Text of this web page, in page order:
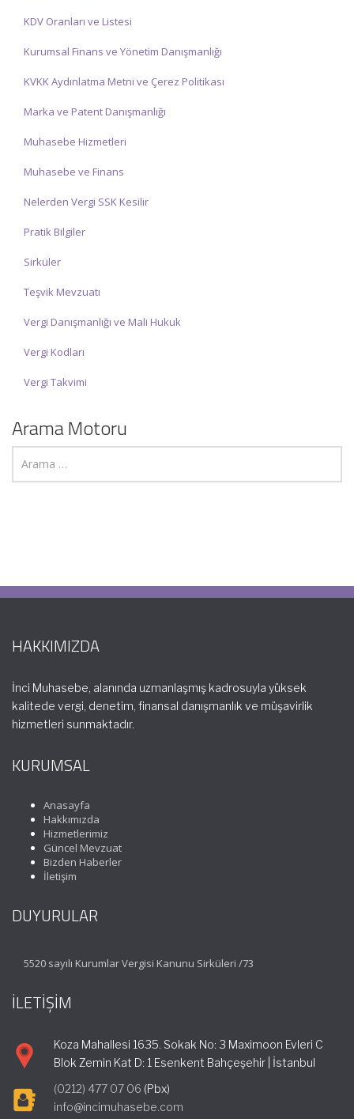
KDV Oranları ve Listesi
Kurumsal Finans ve Yönetim Danışmanlığı
KVKK Aydınlatma Metni ve Çerez Politikası
Marka ve Patent Danışmanlığı
Muhasebe Hizmetleri
Muhasebe ve Finans
Nelerden Vergi SSK Kesilir
Pratik Bilgiler
Sirküler
Teşvik Mevzuatı
Vergi Danışmanlığı ve Mali Hukuk
Vergi Kodları
Vergi Takvimi
Arama Motoru
HAKKIMIZDA
İnci Muhasebe, alanında uzmanlaşmış kadrosuyla yüksek
kalitede vergi, denetim, finansal danışmanlık ve müşavirlik
hizmetleri sunmaktadır.
KURUMSAL
Anasayfa
Hakkımızda
Hizmetlerimiz
Güncel Mevzuat
Bizden Haberler
İletişim
DUYURULAR
5520 sayılı Kurumlar Vergisi Kanunu Sirküleri /73
İLETİŞİM
Koza Mahallesi 1635. Sokak No: 3 Maximoon Evleri C
Blok Zemin Kat D: 1 Esenkent Bahçeşehir | İstanbul
(0212) 477 07 06 (Pbx)
info@incimuhasebe.com